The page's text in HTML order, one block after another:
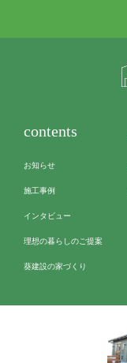
contents
お知らせ
施工事例
インタビュー
理想の暮らしのご提案
葵建設の家づくり